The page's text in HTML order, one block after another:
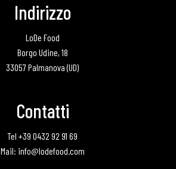
Indirizzo
LoDe Food
Borgo Udine, 18
33057 Palmanova (UD)
Contatti
Tel +39 0432 92 91 69
Mail: info@lodefood.com